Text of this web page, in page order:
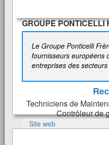
GROUPE PONTICELLI
Le Groupe Ponticelli
fournisseurs européens
entreprises des
Techniciens de
Contrôleur de
Site web